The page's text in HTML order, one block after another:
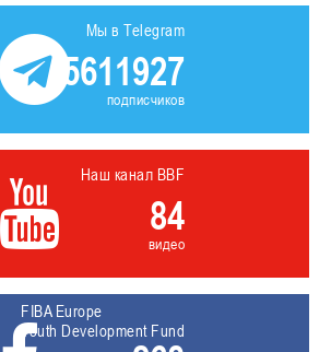
Мы в Telegram
5611927
подписчиков
Наш канал BBF
84
видео
FIBA Europe
Youth Development Fund